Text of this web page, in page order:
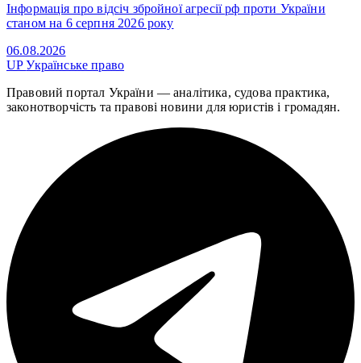
Інформація про відсіч збройної агресії рф проти України
станом на 6 серпня 2026 року
06.08.2026
UPУкраїнське право
Правовий портал України — аналітика, судова практика,
законотворчість та правові новини для юристів і громадян.